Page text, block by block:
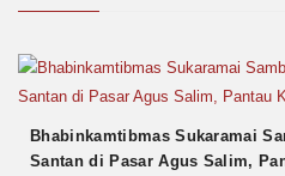
Bhabinkamtibmas Sukaramai
Santan di Pasar Agus Salim,